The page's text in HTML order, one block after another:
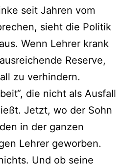
seit Jahren vom
sieht die Politik
Wenn Lehrer krank
Reserve,
zu verhindern.
die nicht als Ausfall
Jetzt, wo der Sohn
in der ganzen
Lehrer geworben.
Und ob seine